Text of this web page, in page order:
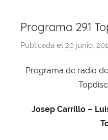
Programa 291
Publicada el 20 junio,
Programa de radio
Josep Carrillo –